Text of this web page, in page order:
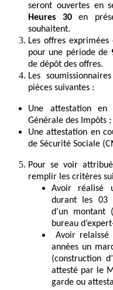
seront ouvertes en
Heures 30en
souhaitent.
Les offres
pour une période de
de dépôt des offres.
Les
pièces suivantes :
Une attestation
Générale des Impôts ;
Une attestation en
de Sécurité Sociale
Pour se voir
remplir les critères
Avoir réalisé
durant les 03
d’un montant
bureau
Avoir relaissé
années un
(construction
attesté par le
garde ou